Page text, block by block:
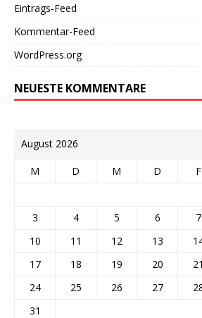
Eintrags-Feed
Kommentar-Feed
WordPress.org
NEUESTE KOMMENTARE
August 2026
M D M D F
3
4 5 6 7
10
11 12 13
17
18 19 20 21
24
25 26 27
31